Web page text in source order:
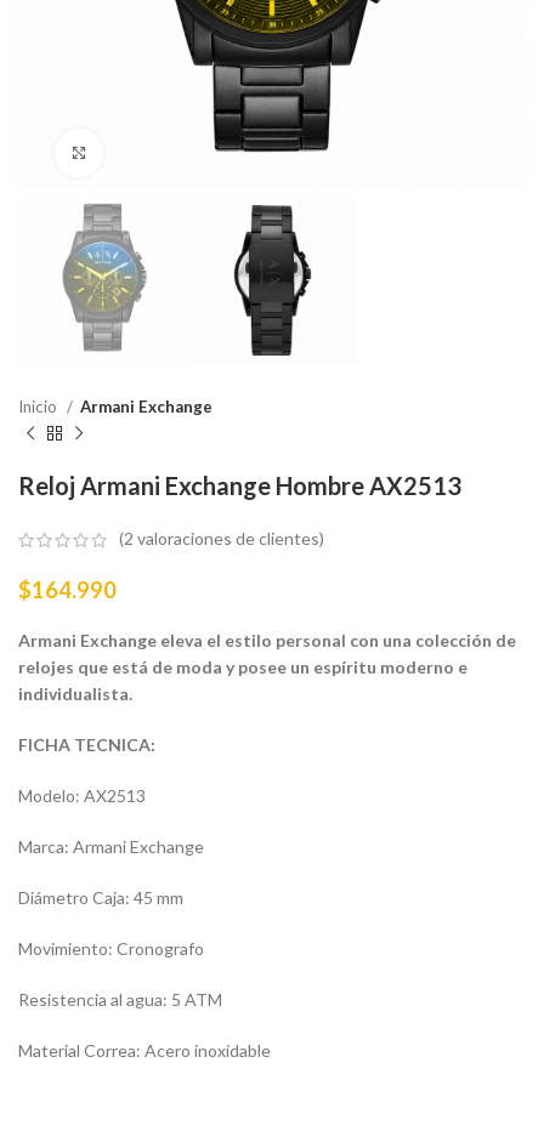
Haga Click para agrandar
Inicio Armani Exchange
Reloj Armani Exchange Hombre AX2513
(2 valoraciones de clientes)
$164.990
Armani Exchange eleva el estilo personal con una colección de
relojes que está de moda y posee un espíritu moderno e
individualista.
FICHA TECNICA:
Modelo: AX2513
Marca: Armani Exchange
Diámetro Caja: 45 mm
Movimiento: Cronografo
Resistencia al agua: 5 ATM
Material Correa: Acero inoxidable